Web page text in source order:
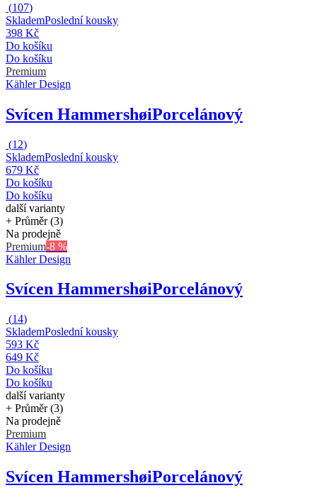
(107)
SklademPoslední kousky
398 Kč
Do košíku
Do košíku
Premium
Kähler Design
Svícen HammershøiPorcelánový
(12)
SklademPoslední kousky
679 Kč
Do košíku
Do košíku
další varianty
+ Průměr (3)
Na prodejně
Premium-8 %
Kähler Design
Svícen HammershøiPorcelánový
(14)
SklademPoslední kousky
593 Kč
649 Kč
Do košíku
Do košíku
další varianty
+ Průměr (3)
Na prodejně
Premium
Kähler Design
Svícen HammershøiPorcelánový